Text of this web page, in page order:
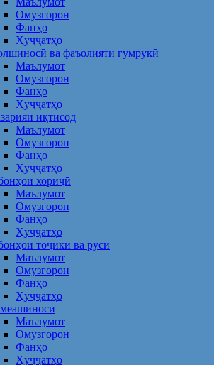
Омузгорон
Фанҳо
Ҳуҷҷатҳо
ва фаъолияти гумрукӣ
Маълумот
Омузгорон
Фанҳо
Ҳуҷҷатҳо
иқтисод
Маълумот
Омузгорон
Фанҳо
Ҳуҷҷатҳо
хориҷӣ
Маълумот
Омузгорон
Фанҳо
Ҳуҷҷатҳо
тоҷикӣ ва русӣ
Маълумот
Омузгорон
Фанҳо
Ҳуҷҷатҳо
Маълумот
Омузгорон
Фанҳо
Ҳуҷҷатҳо